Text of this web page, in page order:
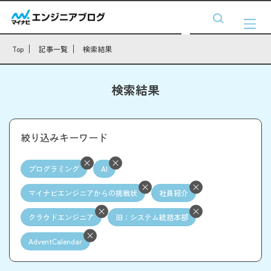
Top 記事一覧 検索結果
検索結果
絞り込みキーワード
プログラミング AI
マイナビエンジニアからの挑戦状 社員紹介
クラウドエンジニア 旧：システム統括本部
AdventCalendar